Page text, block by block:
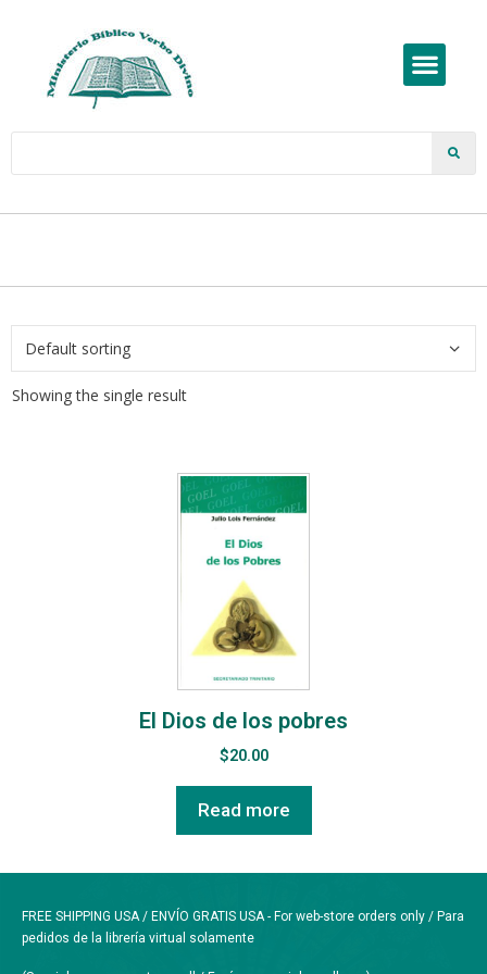
Showing the single result
El Dios de los pobres
$20.00
Read more
FREE SHIPPING USA / ENVÍO GRATIS USA - For web-store orders only / Para
pedidos de la librería virtual solamente